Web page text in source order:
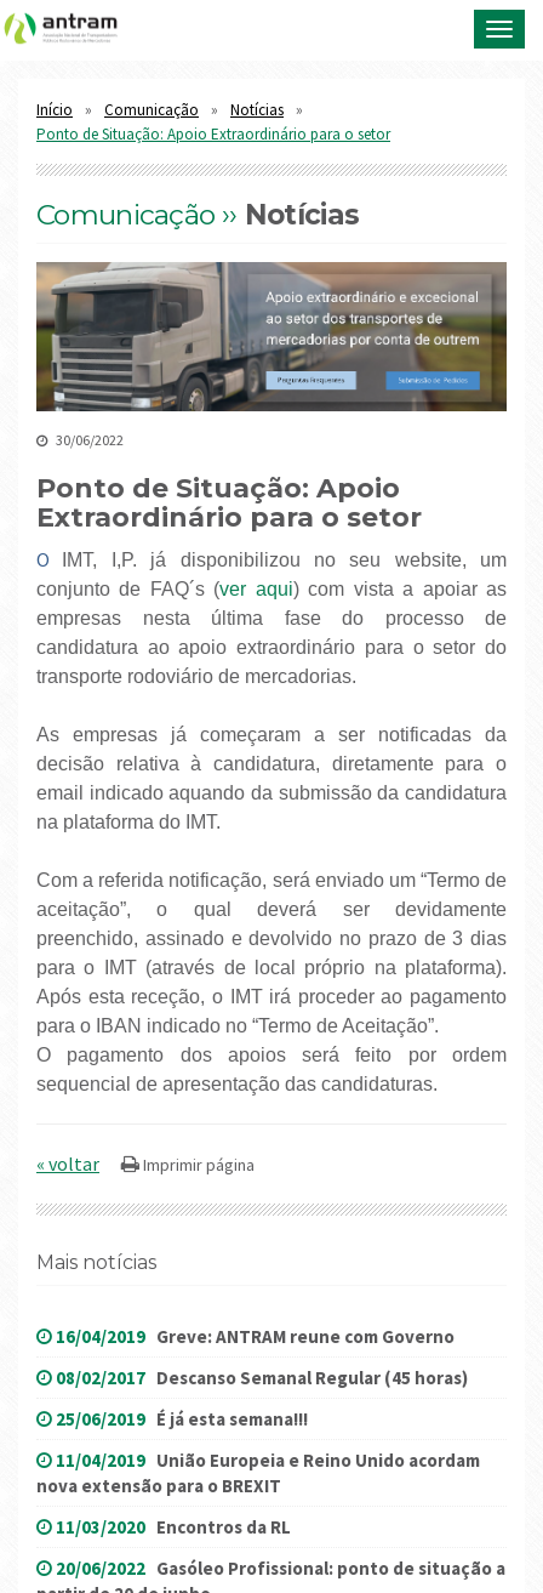
Início Comunicação
Notícias
Ponto de Situação: Apoio Extraordinário para o setor
Comunicação ›› Notícias
30/06/2022
Ponto de Situação: Apoio
Extraordinário para o setor
O
IMT, I,P. já disponibilizou no seu website, um
conjunto de FAQ´s (ver aqui) com vista a apoiar as
empresas nesta última fase do processo de
candidatura ao apoio extraordinário para o setor do
transporte rodoviário de mercadorias.
As empresas já começaram a ser notificadas da
decisão relativa à candidatura, diretamente para o
email indicado aquando da submissão da candidatura
na plataforma do IMT.
Com a referida notificação, será enviado um “Termo de
aceitação”, o qual deverá ser devidamente
preenchido, assinado e devolvido no prazo de 3 dias
para o IMT (através de local próprio na plataforma).
Após esta receção, o IMT irá proceder ao pagamento
para o IBAN indicado no “Termo de Aceitação”.
O pagamento dos apoios será feito por ordem
sequencial de apresentação das candidaturas.
« voltar
Mais notícias
16/04/2019 Greve: ANTRAM reune com Governo
08/02/2017 Descanso Semanal Regular (45 horas)
25/06/2019 É já esta semana!!!
11/04/2019 União Europeia e Reino Unido acordam
nova extensão para o BREXIT
11/03/2020 Encontros da RL
20/06/2022 Gasóleo Profissional: ponto de situação a